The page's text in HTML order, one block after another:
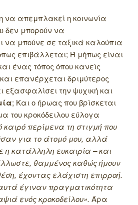
να απεμπλακεί η κοινωνία
δεν μπορούν να
να μπούνε σε ταξικά καλούπια
επιβάλλεται; Ή μήπως είναι
ένας τόπος όπου κανείς
και επανέρχεται δριμύτερος
εξασφαλίσει την ψυχική και
; Και ο ήρωας που βρίσκεται
του κροκόδειλου εύλογα
καιρό περίμενα τη στιγμή που
για το άτομό μου, αλλά
η κατάλληλη ευκαιρία – και
θαμμένος καθώς ήμουν
έχοντας ελάχιστη επιρροή.
έγιναν πραγματικότητα
ενός κροκοδείλου». Άρα